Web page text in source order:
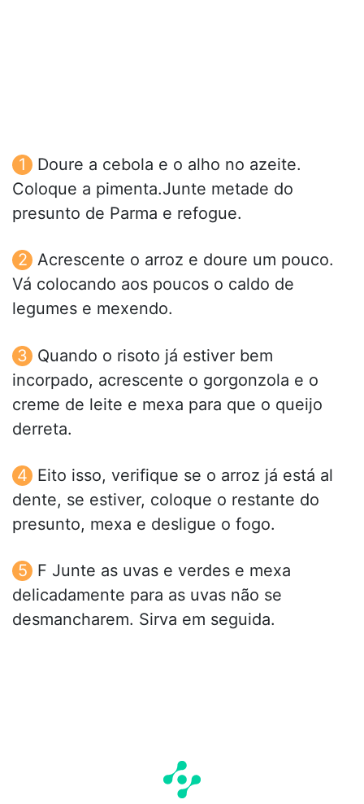
Doure a cebola e o alho no azeite.
Coloque a pimenta.Junte metade do
presunto de Parma e refogue.
Acrescente o arroz e doure um pouco.
Vá colocando aos poucos o caldo de
legumes e mexendo.
Quando o risoto já estiver bem
incorpado, acrescente o gorgonzola e o
creme de leite e mexa para que o queijo
derreta.
Eito isso, verifique se o arroz já está al
dente, se estiver, coloque o restante do
presunto, mexa e desligue o fogo.
F Junte as uvas e verdes e mexa
delicadamente para as uvas não se
desmancharem. Sirva em seguida.